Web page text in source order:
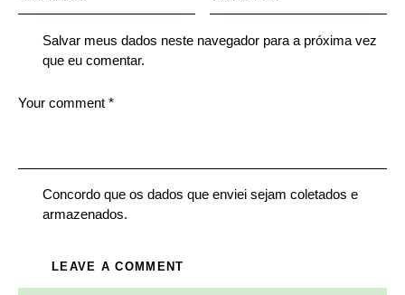
Salvar meus dados neste navegador para a próxima vez
que eu comentar.
Concordo que os dados que enviei sejam coletados e
armazenados.